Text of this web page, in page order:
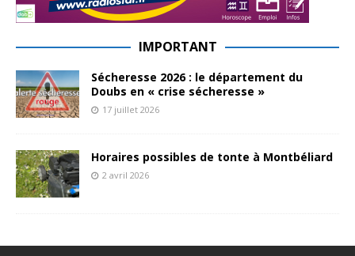
IMPORTANT
Sécheresse 2026 : le département du
Doubs en « crise sécheresse »
17 juillet 2026
Horaires possibles de tonte à Montbéliard
2 avril 2026